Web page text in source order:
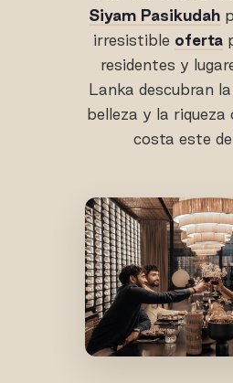
Siyam Pasikudah
irresistible oferta
residentes y
Lanka descubran
belleza y la riqueza
costa este